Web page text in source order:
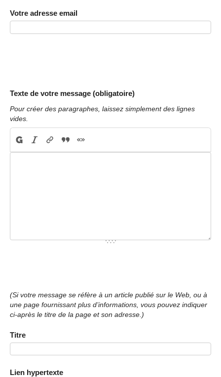
Votre adresse email
Texte de votre message (obligatoire)
Pour créer des paragraphes, laissez simplement des lignes
vides.
(Si votre message se réfère à un article publié sur le Web, ou à
une page fournissant plus d’informations, vous pouvez indiquer
ci-après le titre de la page et son adresse.)
Titre
Lien hypertexte